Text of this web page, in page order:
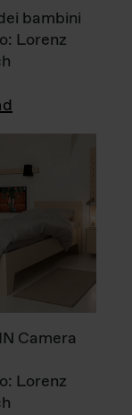
bambini
Lorenz
Camera
Lorenz